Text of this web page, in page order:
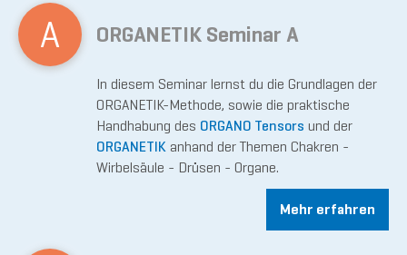
A ORGANETIK Seminar A
In diesem Seminar lernst du die Grundlagen der
ORGANETIK-Methode, sowie die praktische
Handhabung des ORGANO Tensors und der
ORGANETIK anhand der Themen Chakren -
Wirbelsäule - Drüsen - Organe.
Mehr erfahren